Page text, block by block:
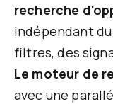
recherche
indépendant
filtres, des
Le moteur de
avec une